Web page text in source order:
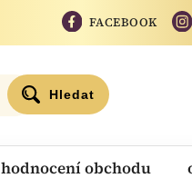
FACEBOOK
Hledat
hodnocení obchodu